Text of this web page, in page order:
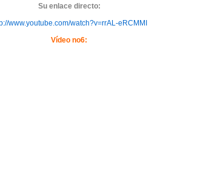
Su enlace directo:
www.youtube.com/watch?v=rrAL-eRCMMI
Vídeo no6: